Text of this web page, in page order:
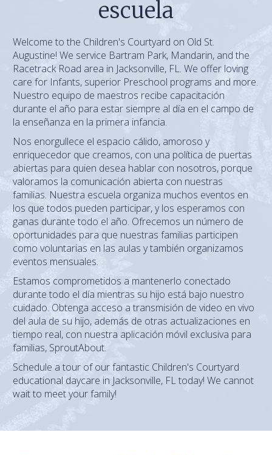
escuela
Welcome to the Children's Courtyard on Old St.
Augustine! We service Bartram Park, Mandarin, and the
Racetrack Road area in Jacksonville, FL. We offer loving
care for Infants, superior Preschool programs and more.
Nuestro equipo de maestros recibe capacitación
durante el año para estar siempre al día en el campo de
la enseñanza en la primera infancia.
Nos enorgullece el espacio cálido, amoroso y
enriquecedor que creamos, con una política de puertas
abiertas para quien desea hablar con nosotros, porque
valoramos la comunicación abierta con nuestras
familias. Nuestra escuela organiza muchos eventos en
los que todos pueden participar, y los esperamos con
ganas durante todo el año. Ofrecemos un número de
oportunidades para que nuestras familias participen
como voluntarias en las aulas y también organizamos
eventos mensuales.
Estamos comprometidos a mantenerlo conectado
durante todo el día mientras su hijo está bajo nuestro
cuidado. Obtenga acceso a transmisión de video en vivo
del aula de su hijo, además de otras actualizaciones en
tiempo real, con nuestra aplicación móvil exclusiva para
familias, SproutAbout.
Schedule a tour of our fantastic Children's Courtyard
educational daycare in Jacksonville, FL today! We cannot
wait to meet your family!